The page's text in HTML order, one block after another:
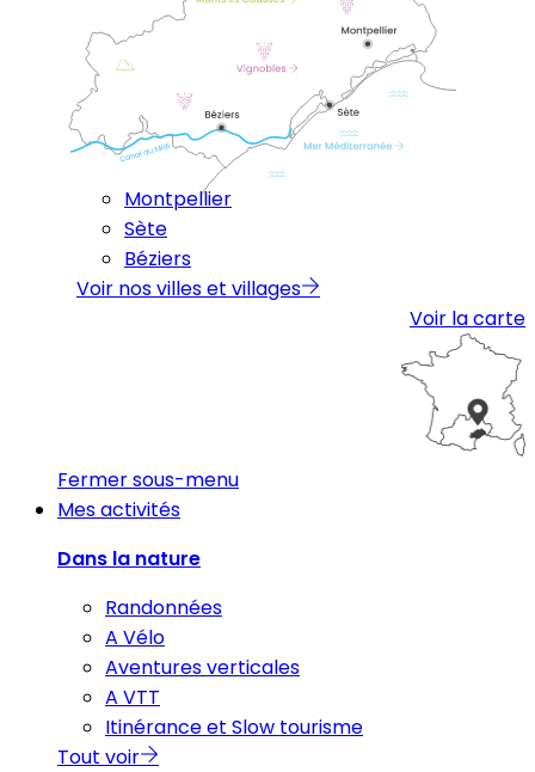
Montpellier
Sète
Béziers
Voir nos villes et villages
Voir la carte
Fermer sous-menu
Mes activités
Dans la nature
Randonnées
A Vélo
Aventures verticales
A VTT
Itinérance et Slow tourisme
Tout voir